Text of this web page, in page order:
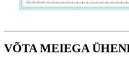
VÕTA MEIEGA